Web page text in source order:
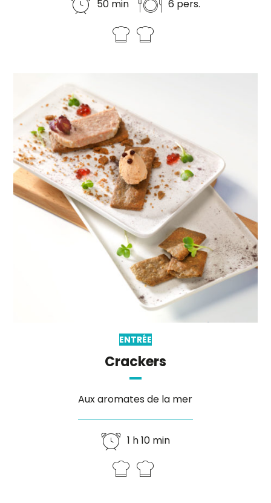
50 min 6 pers.
ENTRÉE
Crackers
Aux aromates de la mer
1 h 10 min